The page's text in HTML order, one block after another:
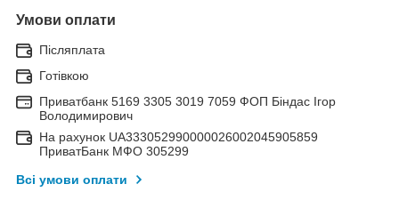
Умови оплати
Післяплата
Готівкою
Приватбанк 5169 3305 3019 7059 ФОП Біндас Ігор
Володимирович
На рахунок UA333052990000026002045905859
ПриватБанк МФО 305299
Всі умови оплати